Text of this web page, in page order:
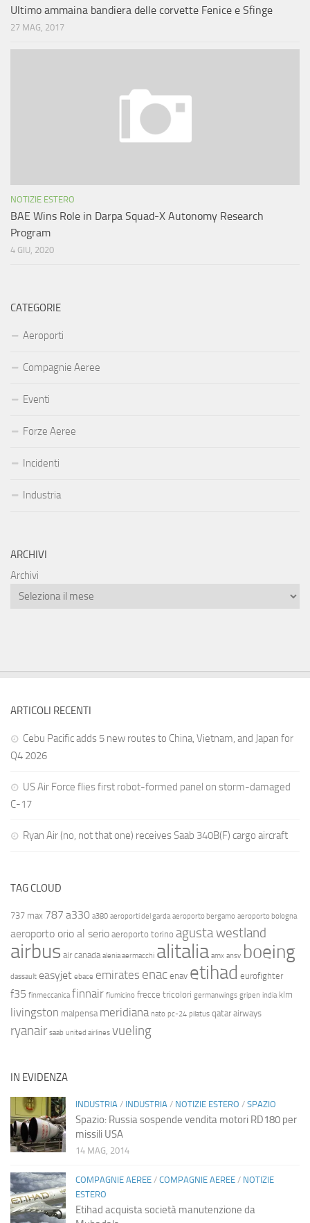
Ultimo ammaina bandiera delle corvette Fenice e Sfinge
27 MAG, 2017
NOTIZIE ESTERO
BAE Wins Role in Darpa Squad-X Autonomy Research
Program
4 GIU, 2020
CATEGORIE
Aeroporti
Compagnie Aeree
Eventi
Forze Aeree
Incidenti
Industria
ARCHIVI
Archivi
ARTICOLI RECENTI
Cebu Pacific adds 5 new routes to China, Vietnam, and Japan for
Q4 2026
US Air Force flies first robot-formed panel on storm-damaged
C-17
Ryan Air (no, not that one) receives Saab 340B(F) cargo aircraft
TAG CLOUD
737 max 787 a330 a380 aeroporti del garda aeroporto bergamo aeroporto bologna
aeroporto orio al serio aeroporto torino agusta westland
airbus air canada alenia aermacchi alitalia amx ansv boeing
dassault easyjet ebace emirates enac enav etihad eurofighter
f35 finmeccanica finnair fiumicino frecce tricolori germanwings gripen india klm
livingston malpensa meridiana nato pc-24 pilatus qatar airways
ryanair saab united airlines vueling
IN EVIDENZA
INDUSTRIA / INDUSTRIA / NOTIZIE ESTERO / SPAZIO
Spazio: Russia sospende vendita motori RD180 per
missili USA
14 MAG, 2014
COMPAGNIE AEREE / COMPAGNIE AEREE / NOTIZIE
ESTERO
Etihad acquista società manutenzione da